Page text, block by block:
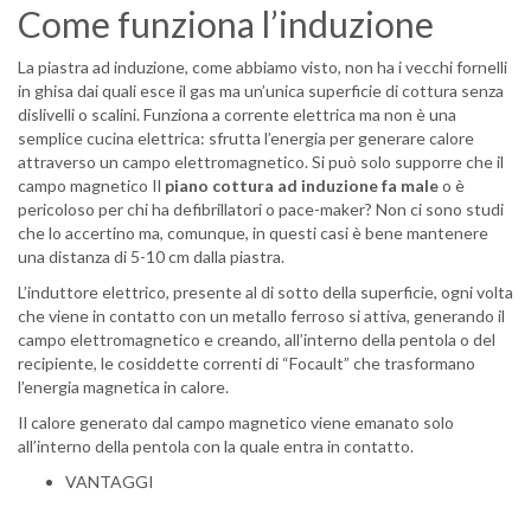
Come funziona l’induzione
La piastra ad induzione, come abbiamo visto, non ha i vecchi fornelli
in ghisa dai quali esce il gas ma un’unica superficie di cottura senza
dislivelli o scalini. Funziona a corrente elettrica ma non è una
semplice cucina elettrica: sfrutta l’energia per generare calore
attraverso un campo elettromagnetico. Si può solo supporre che il
campo magnetico Il piano cottura ad induzione fa maleo è
pericoloso per chi ha defibrillatori o pace-maker? Non ci sono studi
che lo accertino ma, comunque, in questi casi è bene mantenere
una distanza di 5-10 cm dalla piastra.
L’induttore elettrico, presente al di sotto della superficie, ogni volta
che viene in contatto con un metallo ferroso si attiva, generando il
campo elettromagnetico e creando, all’interno della pentola o del
recipiente, le cosiddette correnti di “Focault” che trasformano
l’energia magnetica in calore.
Il calore generato dal campo magnetico viene emanato solo
all’interno della pentola con la quale entra in contatto.
VANTAGGI